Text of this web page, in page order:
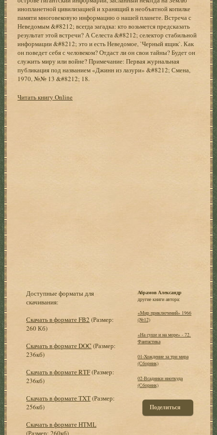
инопланетной цивилизацией и хранящий в необъятной копилке
памяти многовековую информацию о нашей планете. Встреча с
Неведомым &#8212; всегда загадка: кто возьмется предсказать
результат этой встречи? А Селеста &#8212; селектор стабильной
информации &#8212; это и есть Неведомое, `Черный ящик`. Как
он поведет себя с человеком? Отдаст ли он свои тайны? Будет он
служить миру или войне? Примечание: Первая журнальная
публикация под названием «Джинн из лазури» &#8212; Смена,
1970, №№ 13 &#8212; 18.
Читать книгу Online
Доступные форматы для
скачивания:
Скачать в формате FB2 (Размер:
260 Кб)
Скачать в формате DOC (Размер:
236кб)
Скачать в формате RTF(Размер:
236кб)
Скачать в формате TXT(Размер:
256кб)
Скачать в формате HTML
(Размер: 260кб)
Абрамов Александр
другие книги автора:
«Мир приключений» 1966
(№12)
«На суше и на море» - 72.
Фантастика
01-Хождение за три мира
(Сборник)
02-Всадники ниоткуда
(Сборник)
Поделиться